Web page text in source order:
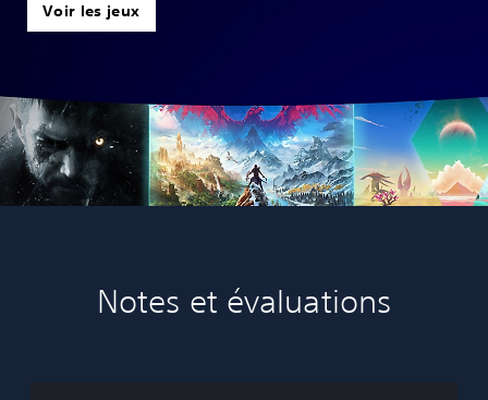
Voir les jeux
Notes et évaluations